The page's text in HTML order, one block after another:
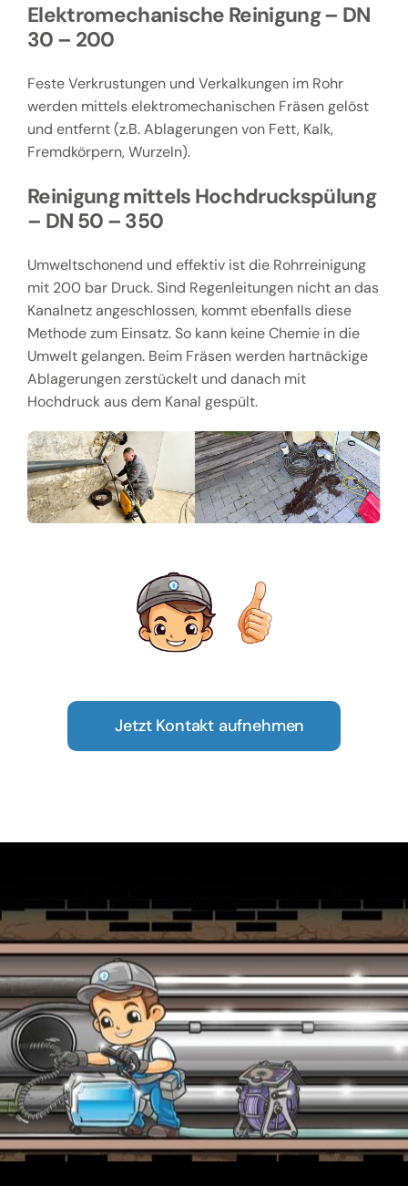
Elektromechanische Reinigung – DN
30 – 200
Feste Verkrustungen und Verkalkungen im Rohr
werden mittels elektromechanischen Fräsen gelöst
und entfernt (z.B. Ablagerungen von Fett, Kalk,
Fremdkörpern, Wurzeln).
Reinigung mittels Hochdruckspülung
– DN 50 – 350
Umweltschonend und effektiv ist die Rohrreinigung
mit 200 bar Druck. Sind Regenleitungen nicht an das
Kanalnetz angeschlossen, kommt ebenfalls diese
Methode zum Einsatz. So kann keine Chemie in die
Umwelt gelangen. Beim Fräsen werden hartnäckige
Ablagerungen zerstückelt und danach mit
Hochdruck aus dem Kanal gespült.
Jetzt Kontakt aufnehmen